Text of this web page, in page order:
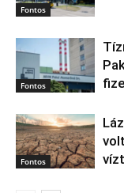
Fontos
Fontos
Fontos